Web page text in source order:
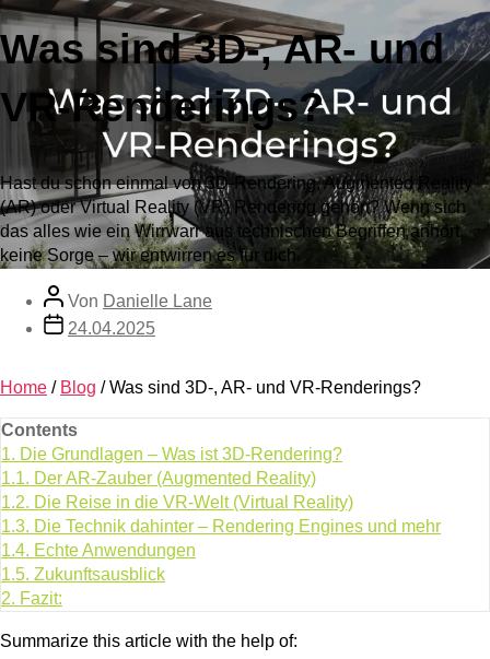
Was sind 3D-, AR- und
VR-Renderings?
Hast du schon einmal von 3D-Rendering, Augmented Reality
(AR) oder Virtual Reality (VR) Rendering gehört? Wenn sich
das alles wie ein Wirrwarr aus technischen Begriffen anhört,
keine Sorge – wir entwirren es für dich.
Von Danielle Lane
24.04.2025
Home / Blog /Was sind 3D-, AR- und VR-Renderings?
Contents
1. Die Grundlagen – Was ist 3D-Rendering?
1.1. Der AR-Zauber (Augmented Reality)
1.2. Die Reise in die VR-Welt (Virtual Reality)
1.3. Die Technik dahinter – Rendering Engines und mehr
1.4. Echte Anwendungen
1.5. Zukunftsausblick
2. Fazit:
Summarize this article with the help of: